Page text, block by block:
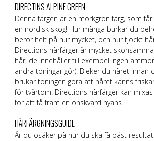
DIRECTINS ALPINE GREEN
Denna färgen är en mörkgrön färg, som
en nordisk skog! Hur många burkar du
beror helt på hur mycket, och hur tjockt
Directions hårfärger är mycket
hår, de innehåller till exempel ingen
andra toningar gör). Bleker du håret innan
brukar toningen göra att håret känns
för tvärtom. Directions hårfärger kan
för att få fram en önskvärd nyans.
HÅRFÄRGNINGSGUIDE
Är du osäker på hur du ska få bäst